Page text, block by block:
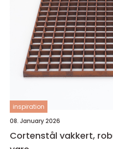
inspiration
08. January 2026
Cortenstål vakkert, robust og laget for å